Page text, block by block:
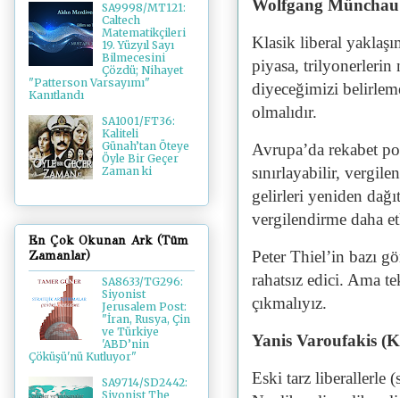
Wolfgang
Klasik liberal
piyasa, trilyonerlerin
diyeceğimizi
olmalıdır.
Avrupa’da rekabet
sınırlayabilir,
gelirleri yeniden
vergilendirme daha
Peter Thiel’in bazı
rahatsız edici. Ama
çıkmalıyız.
Yanis Varoufakis
Eski tarz liberallerle
SA9998/MT121:
Caltech
Matematikçileri
19. Yüzyıl Sayı
Bilmecesini
Çözdü; Nihayet
"Patterson Varsayımı"
Kanıtlandı
SA1001/FT36:
Kaliteli
Günah’tan Öteye
Öyle Bir Geçer
Zaman ki
En Çok Okunan Ark (Tüm
Zamanlar)
SA8633/TG296:
Siyonist
Jerusalem Post:
"İran, Rusya, Çin
ve Türkiye
'ABD’nin
Çöküşü'nü Kutluyor"
SA9714/SD2442:
Siyonist The